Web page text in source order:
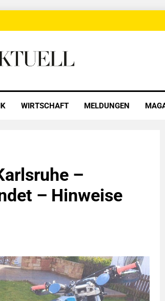
WIRTSCHAFT MELDUNGEN
–
– Hinweise